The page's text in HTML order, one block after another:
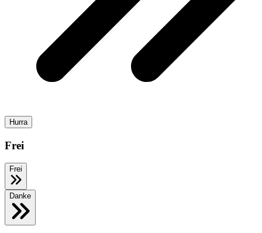
Hurra
Frei
Frei
Danke